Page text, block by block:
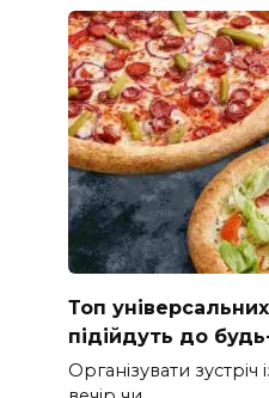
Топ
підійдуть до
Організувати